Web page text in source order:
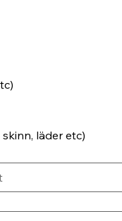
läder etc)